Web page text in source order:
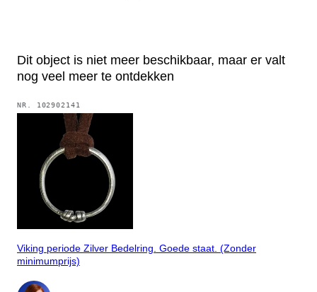
Dit object is niet meer beschikbaar, maar er valt
nog veel meer te ontdekken
NR. 102902141
Viking periode Zilver Bedelring. Goede staat. (Zonder
minimumprijs)